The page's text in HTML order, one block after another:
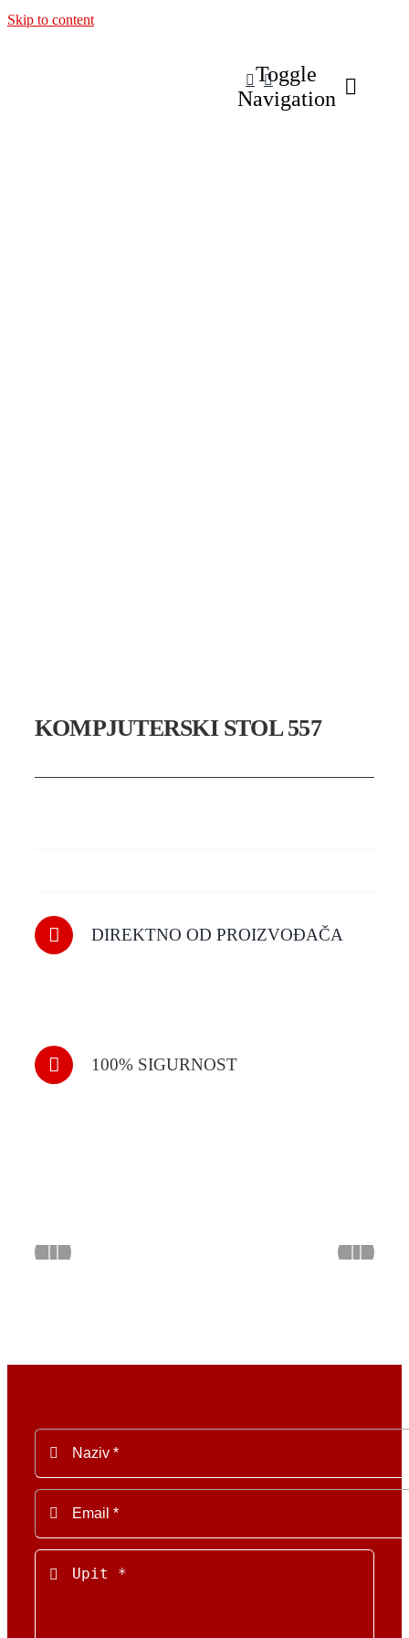
Skip to content
Toggle
Navigation
KOMPJUTERSKI STOL 557
DIREKTNO OD PROIZVOĐAČA
100% SIGURNOST